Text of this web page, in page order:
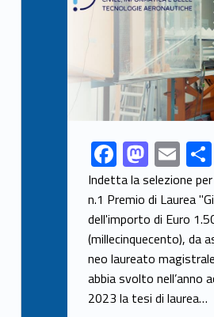
Link identifier share facebook archive #share-link-archive-3433F
ac
e
b
o
o
k
M
as
to
d
o
n
E
m
ai
l
C
Indetta la selezione
n.1 Premio di Laurea
dell'importo di Euro
(millecinquecento), da
neo laureato
abbia svolto nell’anno
2023 la tesi di laurea…